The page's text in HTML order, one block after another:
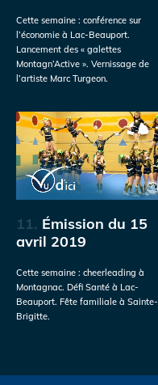
Cette semaine : conférence sur
l’économie à Lac-Beauport.
Lancement des « galettes
Montagn’Active ». Vernissage de
l’artiste Marc Turgeon.
11. Émission du 15
avril 2019
Cette semaine : cheerleading à
Montagnac. Défi Santé à Lac-
Beauport. Fête familiale à Sainte-
Brigitte.